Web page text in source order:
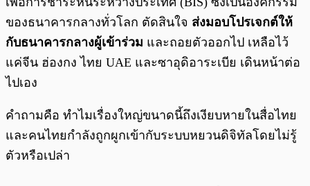
ของธนาคารกลางทั่วโลก ตัดสินใจ ส่งมอบโปรเจกต์ให้
กับธนาคารกลางผู้เข้าร่วม และถอยตัวออกไป เหลือไว้
แค่จีน ฮ่องกง ไทย UAE และซาอุดิอาระเบีย เดินหน้าต่อ
ไปเอง
คำถามคือ ทำไมเรื่องใหญ่ขนาดนี้ถึงเงียบหายในสื่อไทย
และคนไทยกำลังถูกผูกเข้ากับระบบหยวนดิจิทัลโดยไม่รู้
ตัวหรือเปล่า